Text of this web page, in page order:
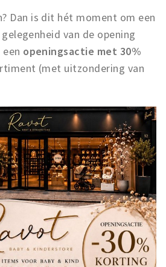
Dan is dit hét moment om een
van de opening
openingsactie met 30%
(met uitzondering van